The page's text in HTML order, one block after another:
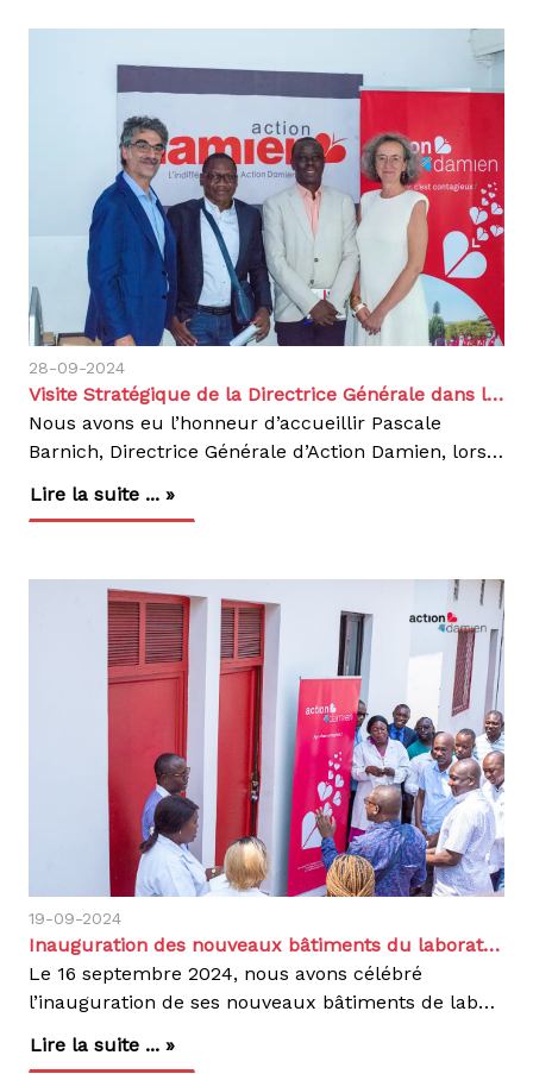
28-09-2024
Visite Stratégique de la Directrice Générale dans le projet Action Damien en RDC – 20 au 27 septembre 202242
Nous avons eu l’honneur d’accueillir Pascale
Barnich, Directrice Générale d’Action Damien, lors de sa visite en RDC, accompagnée du Dr Alberto Roggi, Conseiller médical, et d’Angela Bianco, Officier de Liaison à Bruxelles. Cette mission a marqué un moment fort de renforcement de notre engagement envers les populations les plus vulnérables, touchées par des maladies telles que la lèpre, la tuberculose et d’autres maladies tropicales négligées comme l’ulcère de Buruli et le pian.Un Partenaire Actif dans la Lutte Contre les MaladiesCette deuxième visite depuis 2022 avait pour objectif d'établir des liens encore plus solides avec les autorités sanitaires nationales et locales afin de poursuivre les discussions sur la lutte contre les maladies pour lesquelles nous œuvrons. La Directrice a ainsi rencontré le Dr Yuma Ramazani, Secrétaire Général à la Santé Publique, pour explorer des pistes de collaboration renforcée avec le Ministère de la Santé publique, hygiène et prévoyance sociale.Les échanges avec des partenaires tels que l’USAID, l’Union Européenne, l’Ambassade de Belgiqueundefined de France en RDC, le PNUD et l’OPALCO ainsi que l’INRB ont permis de faire le bilan des actions menées et d’identifier les axes d'amélioration pour maximiser l’impact de nos interventions sur le terrain.Un Impact Mesurable sur la Santé PubliqueLes résultats obtenus en 2023 témoignent de l'efficacité de nos efforts : dans les 9 provinces où nous intervenons. La couverture pour la tuberculose a atteint 84%, avec 117 935 personnes traitées. Concernant la lèpre, 2032 nouveaux cas ont été dépistés et pris en charge, tandis que 514 cas de Pian ont été traités avec succès et 65 nouveaux cas d’ulcère de Buruli ont également été soignés. Ces résultats sont la preuve tangible de l'impact de nos actions.Vers une Collaboration RenforcéeUn moment clé de cette mission a été la session d'auto-évaluation avec le Comité de Direction de la coordination nationale d’Action Damien RDC, qui a permis de faire le point sur nos réalisations et de définir des objectifs plus ambitieux pour l’avenir.La visite de la Directrice Générale a été une occasion précieuse de renforcer nos partenariats et de stimuler l’action collective en faveur de la santé des populations vulnérables en RDC. Grâce à un engagement commun et des efforts coordonnés, nous restons résolus à éliminer la lèpre, la tuberculose et d'autres maladies tropicales négligées.Ensemble, nous faisons la différence pour un avenir en meilleure santé pour tous.
Lire la suite ... »
19-09-2024
Inauguration des nouveaux bâtiments du laboratoire du Centre d’Excellence Damien (CEDA)
Le 16 septembre 2024, nous avons célébré
l’inauguration de ses nouveaux bâtiments de laboratoire du Centre d’Excellence Damien (CEDA) à Kinshasa. Spécialisé dans la prise en charge de la tuberculose pharmaco-résistante (TB-PR), le CEDA a marqué cette étape importante en présence de notre Représentant National, Dr Pierre Umba, et du Médecin Directeur du CEDA, Dr Luc Lukaso. La cérémonie a été symbolisée par la remise officielle des clés, illustrant notre engagement à renforcer le diagnostic et le traitement de la TB-PR.Depuis son ouverture en novembre 2014, le CEDA a réalisé des avancées significatives dans la lutte contre la tuberculose. En tant que premier hôpital en République Démocratique du Congo dédié à la gestion de la TB-PR, le CEDA a pris en charge des centaines de patients, leur offrant des soins gratuits et de qualité. En 2023, 126 patients, dont 41 atteints de formes avancées de la maladie, ont été accueillis et traités.Les nouvelles infrastructures, financées par les dons nos bénévoles Action Damien, permettront d'améliorer encore davantage nos services, en offrant un environnement moderne pour un diagnostic plus rapide et une meilleure prise en charge des patients. Grâce à des protocoles innovants, le CEDA a déjà démontré sa capacité à détecter précocement et à traiter efficacement les cas complexes de tuberculose.Le CEDA demeure un pilier essentiel dans la lutte contre la tuberculose en République Démocratique du Congo, et nous continuons à nous engager à offrir des soins de qualité à toutes les personnes touchées par cette maladie.
Lire la suite ... »